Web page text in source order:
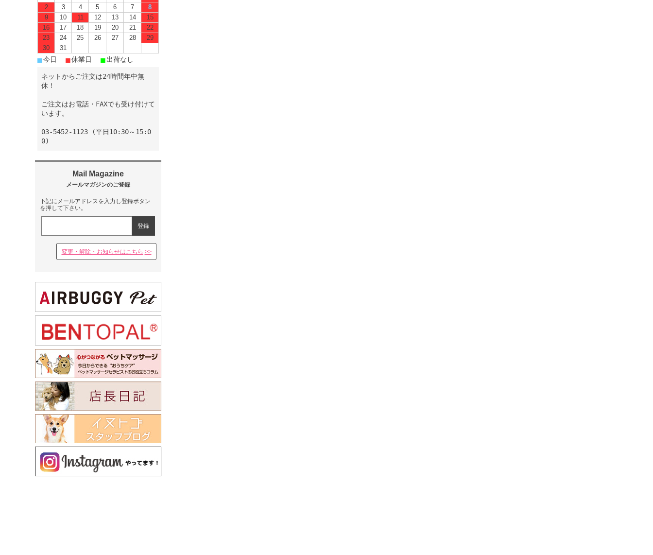
2
3 4 5 6 7
8
9
10 11 12 13 14
15
16
17 18 19 20 21
22
23
24 25 26 27 28
29
30
31
■今日 ■休業日 ■出荷なし
ネットからご注文は24時間年中無
休！
ご注文はお電話・FAXでも受け付けて
います。
03-5452-1123 (平日10:30～15:0
0)
下記にメールアドレスを入力し登録ボタン
を押して下さい。
変更・解除・お知らせはこちら